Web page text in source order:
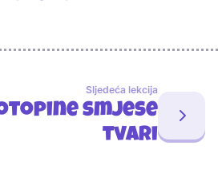
Sljedeća lekcija
smjese
tvari